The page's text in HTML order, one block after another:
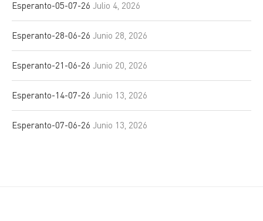
Esperanto-05-07-26 Julio 4, 2026
Esperanto-28-06-26 Junio 28, 2026
Esperanto-21-06-26 Junio 20, 2026
Esperanto-14-07-26 Junio 13, 2026
Esperanto-07-06-26 Junio 13, 2026